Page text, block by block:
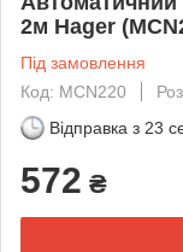
2м Hager
Під замовлення
Код: MCN220
Відправка з 23
572 ₴